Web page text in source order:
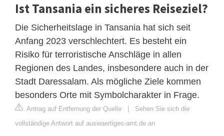
Ist Tansania ein sicheres Reiseziel?
Die Sicherheitslage in Tansania hat sich seit
Anfang 2023 verschlechtert. Es besteht ein
Risiko für terroristische Anschläge in allen
Regionen des Landes, insbesondere auch in der
Stadt Daressalam. Als mögliche Ziele kommen
besonders Orte mit Symbolcharakter in Frage.
Antrag auf Entfernung der Quelle
Sehen Sie sich die
vollständige Antwort auf auswaertiges-amt.de an